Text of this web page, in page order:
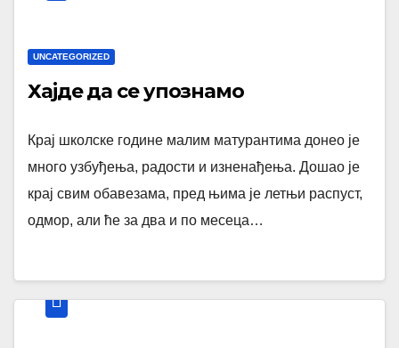
UNCATEGORIZED
Хајде да се упознамо
Крај школске године малим матурантима донео је
много узбуђења, радости и изненађења. Дошао је
крај свим обавезама, пред њима је летњи распуст,
одмор, али ће за два и по месеца…